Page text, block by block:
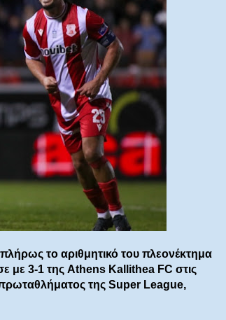
το αριθμητικό του πλεονέκτημα
με 3-1 της Athens Kallithea FC στις
της Super League,